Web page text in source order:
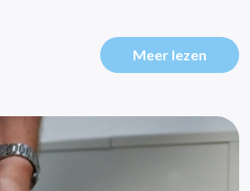
Meer lezen